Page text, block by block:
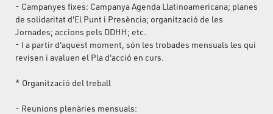
- Campanyes fixes: Campanya Agenda Llatinoamericana; planes
de solidaritat d'El Punt i Presència; organització de les
Jornades; accions pels DDHH; etc.
- I a partir d'aquest moment, són les trobades mensuals les qui
revisen i avaluen el Pla d'acció en curs.
* Organització del treball
- Reunions plenàries mensuals: